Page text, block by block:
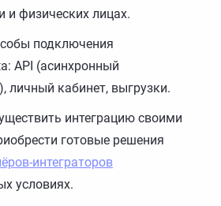
и физических лицах.
подключения
API (асинхронный
личный кабинет, выгрузки.
интеграцию своими
готовые решения
интеграторов
условиях.